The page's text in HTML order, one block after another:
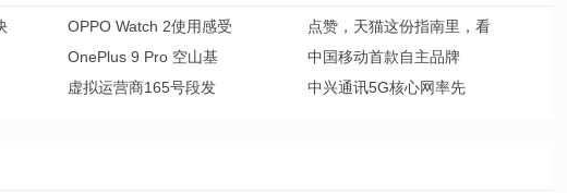
OPPO Watch 2使用感受
点赞，天猫这份指南里，看
OnePlus 9 Pro 空山基
中国移动首款自主品牌
虚拟运营商165号段发 中兴通讯5G核心网率先